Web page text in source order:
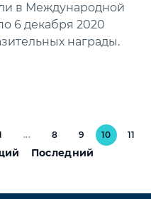
в Международной
6 декабря 2020
награды.
... 8 9 10
11
Последний